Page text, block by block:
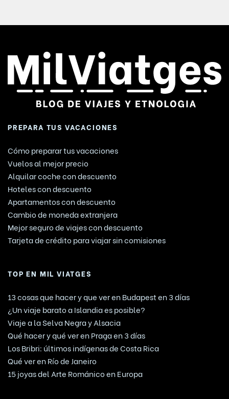
PREPARA TUS VACACIONES
Cómo preparar tus vacaciones
Vuelos al mejor precio
Alquilar coche con descuento
Hoteles con descuento
Apartamentos con descuento
Cambio de moneda extranjera
Mejor seguro de viajes con descuento
Tarjeta de crédito para viajar sin comisiones
TOP EN MIL VIATGES
13 cosas que hacer y que ver en Budapest en 3 días
¿Un viaje barato a Islandia es posible?
Viaje a la Selva Negra y Alsacia
Qué hacer y qué ver en Praga en 3 días
Los Bribri: últimos indígenas de Costa Rica
Qué ver en Río de Janeiro
15 joyas del Arte Románico en Europa